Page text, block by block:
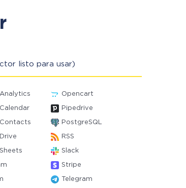
listo para usar)
Opencart
Pipedrive
PostgreSQL
RSS
Slack
Stripe
Telegram